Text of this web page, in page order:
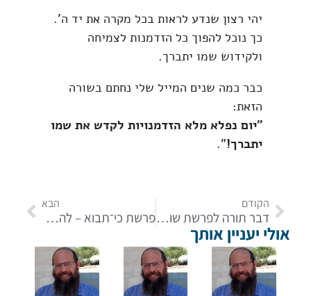
יהי רצון שנדע לראות בכל מקרה את יד ה'.
כך נוכל להפוך כל הזדמנות לצמיחה
ולקידוש שמו יתברך.
כבר כמה שנים המייל שלי נחתם בשורה
הזאת:
"יום נפלא מלא הזדמנויות לקדש את שמו
יתברך!
".
הקודם
דבר תורה לפרשת שופטים | להתגבר על הפחד
הבא
פרשת כי־תבוא – להאמין בעצמך – הצעד הראשון לשינוי אמיתי!
אולי יעניין אותך